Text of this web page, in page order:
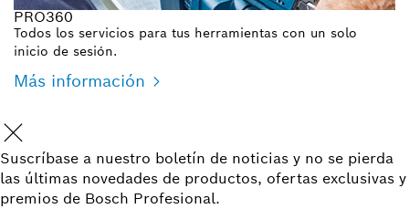
PRO360
Todos los servicios para tus herramientas con un solo
inicio de sesión.
Más información
Suscríbase a nuestro boletín de noticias y no se pierda
las últimas novedades de productos, ofertas exclusivas y
premios de Bosch Profesional.